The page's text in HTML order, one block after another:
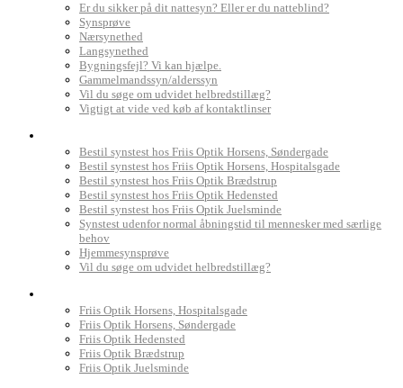
Er du sikker på dit nattesyn? Eller er du natteblind?
Synsprøve
Nærsynethed
Langsynethed
Bygningsfejl? Vi kan hjælpe.
Gammelmandssyn/alderssyn
Vil du søge om udvidet helbredstillæg?
Vigtigt at vide ved køb af kontaktlinser
Bestil synstest hos Friis Optik Horsens, Søndergade
Bestil synstest hos Friis Optik Horsens, Hospitalsgade
Bestil synstest hos Friis Optik Brædstrup
Bestil synstest hos Friis Optik Hedensted
Bestil synstest hos Friis Optik Juelsminde
Synstest udenfor normal åbningstid til mennesker med særlige
behov
Hjemmesynsprøve
Vil du søge om udvidet helbredstillæg?
Friis Optik Horsens, Hospitalsgade
Friis Optik Horsens, Søndergade
Friis Optik Hedensted
Friis Optik Brædstrup
Friis Optik Juelsminde